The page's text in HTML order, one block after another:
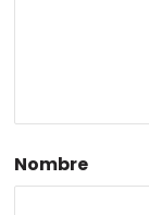
Nombre